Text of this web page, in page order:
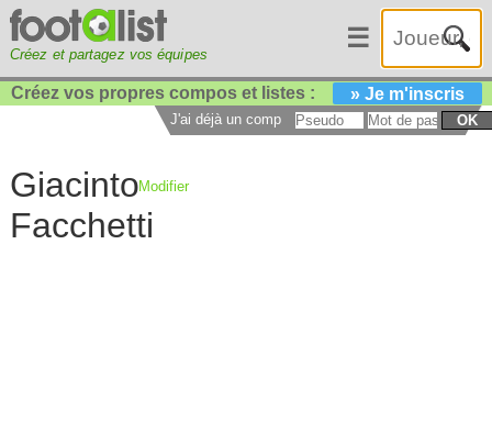
Créez et partagez vos équipes
☰
Créez vos propres compos et listes : » Je m'inscris
J'ai déjà un compte : OK
Giacinto
Facchetti
Modifier